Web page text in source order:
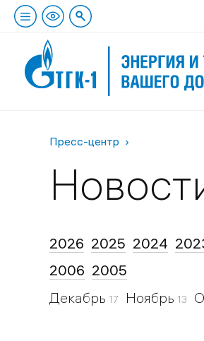
Пресс-центр
2026 2025 2024
Декабрь 17 Ноябрь 13
2006 2005